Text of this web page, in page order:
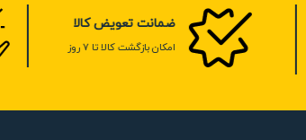
ضمانت تعویض کالا
امکان بازگشت کالا تا 7 روز